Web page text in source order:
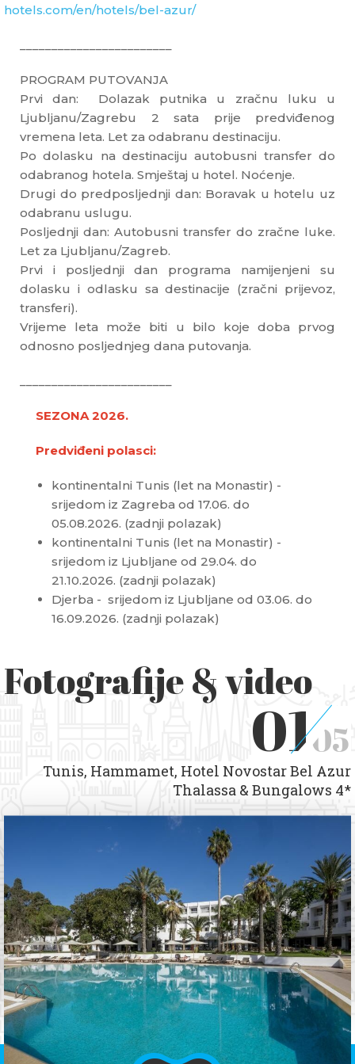
hotels.com/en/hotels/bel-azur/
PROGRAM PUTOVANJA
Prvi dan: Dolazak putnika u zračnu luku u
Ljubljanu/Zagrebu 2 sata prije predviđenog
vremena leta. Let za odabranu destinaciju.
Po dolasku na destinaciju autobusni transfer do
odabranog hotela. Smještaj u hotel. Noćenje.
Drugi do predposljednji dan: Boravak u hotelu uz
odabranu uslugu.
Posljednji dan: Autobusni transfer do zračne luke.
Let za Ljubljanu/Zagreb.
Prvi i posljednji dan programa namijenjeni su
dolasku i odlasku sa destinacije (zračni prijevoz,
transferi).
Vrijeme leta može biti u bilo koje doba prvog
odnosno posljednjeg dana putovanja.
SEZONA 2026.
Predviđeni polasci:
kontinentalni Tunis (let na Monastir) -
srijedom iz Zagreba od 17.06. do
05.08.2026. (zadnji polazak)
kontinentalni Tunis (let na Monastir) -
srijedom iz Ljubljane od 29.04. do
21.10.2026. (zadnji polazak)
Djerba - srijedom iz Ljubljane od 03.06. do
16.09.2026. (zadnji polazak)
Fotografije & video
0105
Tunis, Hammamet, Hotel Novostar Bel Azur
Thalassa & Bungalows 4*